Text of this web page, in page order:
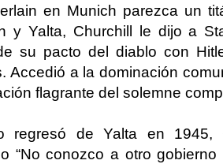
en Munich parezca un
y Yalta, Churchill le dijo a
su pacto del diablo con
Accedió a la dominación
flagrante del solemne
regresó de Yalta en 1945,
“No conozco a otro